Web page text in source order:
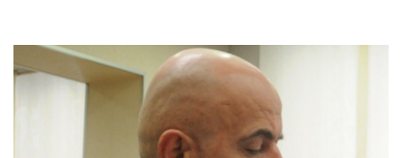
Vojvodine